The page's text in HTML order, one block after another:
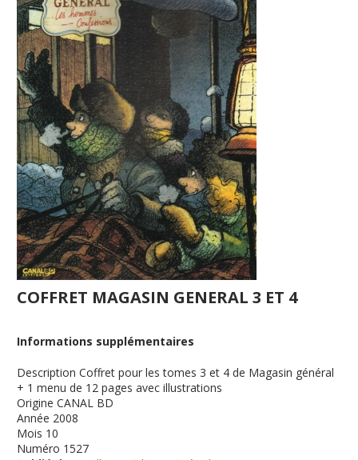
COFFRET MAGASIN GENERAL 3 ET 4
Informations supplémentaires
Description Coffret pour les tomes 3 et 4 de Magasin général
+ 1 menu de 12 pages avec illustrations
Origine CANAL BD
Année 2008
Mois 10
Numéro 1527